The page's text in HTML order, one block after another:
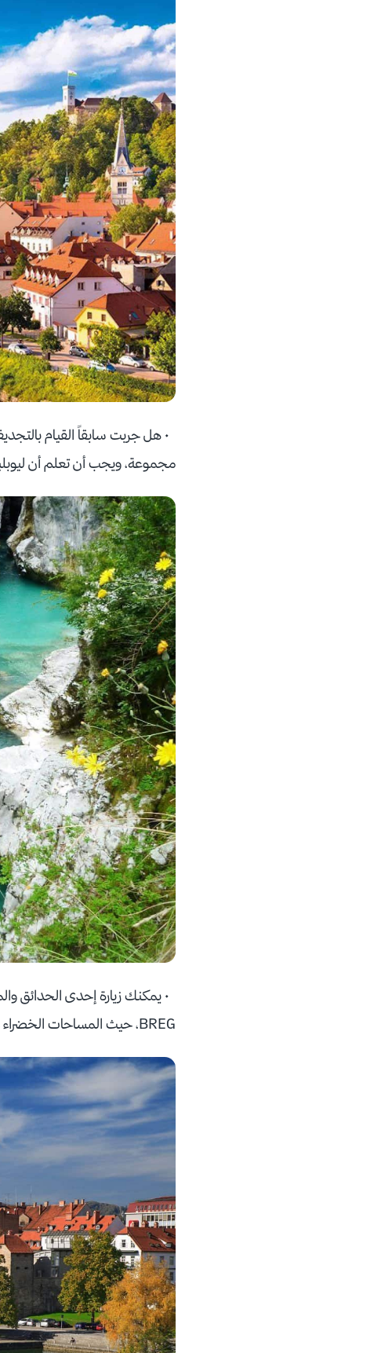
• هل جربت سابقاً القيام
مجموعة، ويجب أن تعلم أن
BREG، حيث المساحات الخضراء والمشهد الرائع للنهر والهواء المنعش كل ذلك يعد بمثابة إعادة نشاط واسترخاء لك.